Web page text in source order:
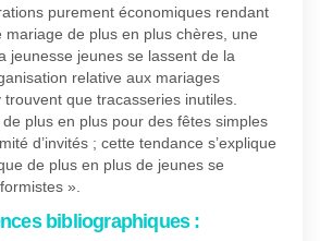
purement économiques rendant
mariage de plus en plus chères, une
jeunesse jeunes se lassent de la
relative aux mariages
trouvent que tracasseries inutiles.
plus en plus pour des fêtes simples
d’invités ; cette tendance s’explique
de plus en plus de jeunes se
».
bibliographiques :